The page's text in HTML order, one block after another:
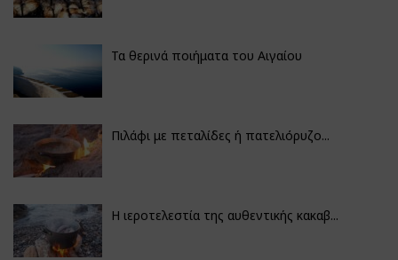
Τα θερινά ποιήματα του Αιγαίου
Πιλάφι με πεταλίδες ή πατελιόρυζο...
Η ιεροτελεστία της αυθεντικής κακαβ...